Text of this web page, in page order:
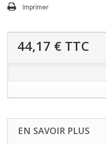
Imprimer
44,17 € TTC
EN SAVOIR PLUS